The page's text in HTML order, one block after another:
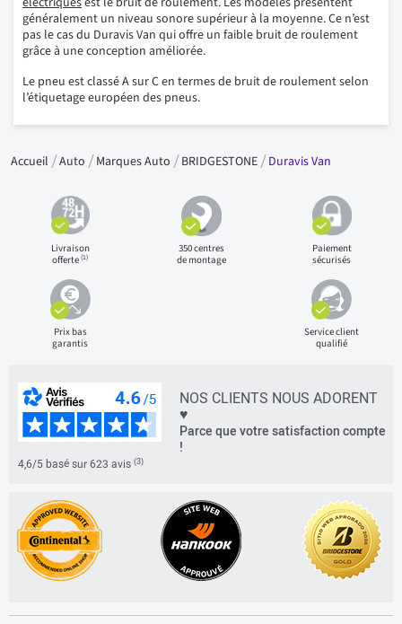
généralement un niveau sonore supérieur à la moyenne. Ce n’est
pas le cas du Duravis Van qui offre un faible bruit de roulement
grâce à une conception améliorée.
Le pneu est classé A sur C en termes de bruit de roulement selon
l’étiquetage européen des pneus.
Accueil Auto Marques Auto BRIDGESTONE Duravis Van
Livraison
offerte(1)
350 centres
de montage
Paiement
sécurisés
Prix bas
garantis
Service client
qualifié
NOS CLIENTS NOUS ADORENT
♥
Parce que votre satisfaction compte
!
4,6/5 basé sur 623 avis (3)